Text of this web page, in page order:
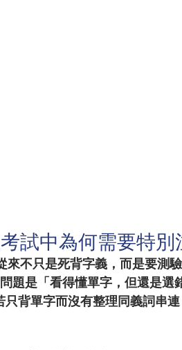
試中為何需要特別
來不只是死背字義，而是要測
題是「看得懂單字，但還是選
只背單字而沒有整理同義詞串